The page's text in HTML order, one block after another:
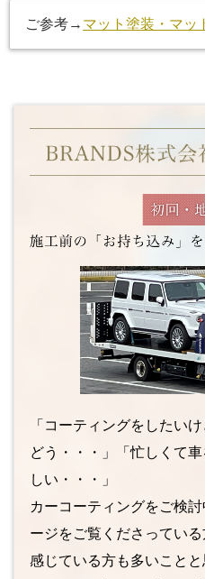
ご参考→ マット塗装・マッ
「コーティングをしたい
どう・・・」「忙しくて
しい・・・」
カーコーティングをご検
ージをご覧くださってい
感じている方も多いこと